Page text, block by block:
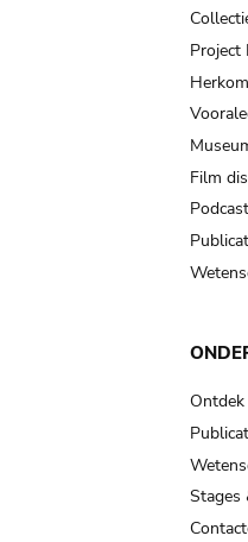
Project
Film
Stages